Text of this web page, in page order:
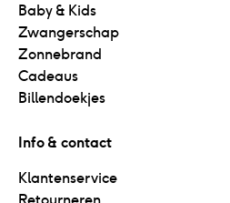
Baby & Kids
Zwangerschap
Zonnebrand
Cadeaus
Billendoekjes
Info & contact
Klantenservice